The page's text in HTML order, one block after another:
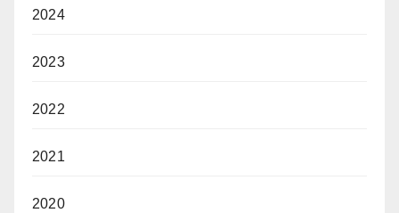
2024
2023
2022
2021
2020